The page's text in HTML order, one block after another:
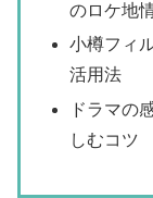
のロケ地
小樽フィ
活用法
ドラマの
しむコツ